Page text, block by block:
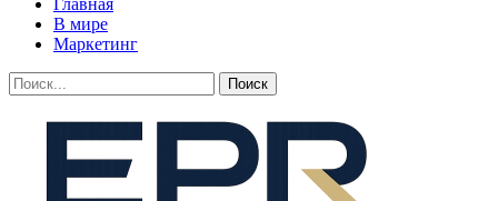
Главная
В мире
Маркетинг